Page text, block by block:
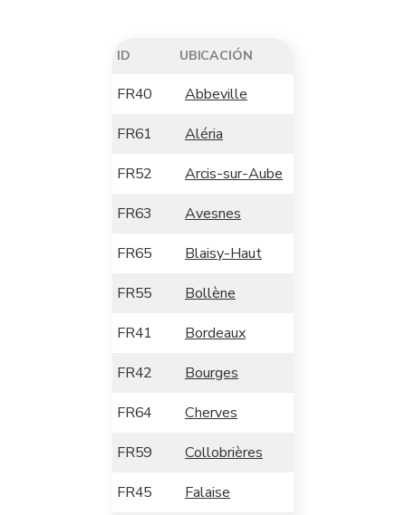
ID UBICACIÓN
FR40
Abbeville
FR61
Aléria
FR52
Arcis-sur-Aube
FR63
Avesnes
FR65
Blaisy-Haut
FR55
Bollène
FR41
Bordeaux
FR42
Bourges
FR64
Cherves
FR59
Collobrières
FR45
Falaise